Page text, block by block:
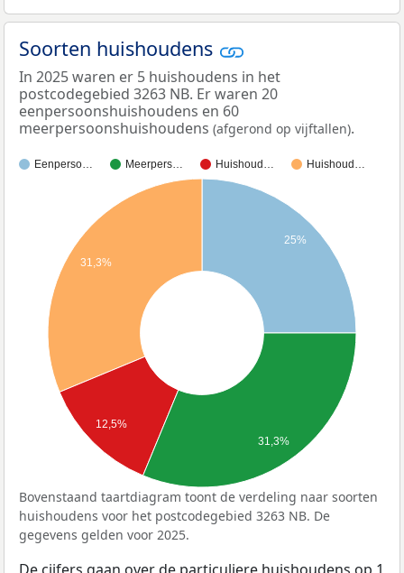
Soorten huishoudens
In 2025 waren er 5 huishoudens in het
postcodegebied 3263 NB. Er waren 20
eenpersoonshuishoudens en 60
meerpersoonshuishoudens (afgerond op vijftallen).
Eenperso… Meerpers… Huishoud… Huishoud…
25%
31,3%
12,5%
31,3%
Bovenstaand taartdiagram toont de verdeling naar soorten
huishoudens voor het postcodegebied 3263 NB. De
gegevens gelden voor 2025.